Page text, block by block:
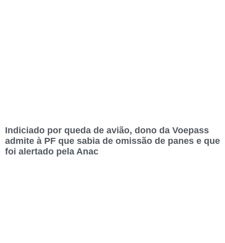
Indiciado por queda de avião, dono da Voepass
admite à PF que sabia de omissão de panes e que
foi alertado pela Anac